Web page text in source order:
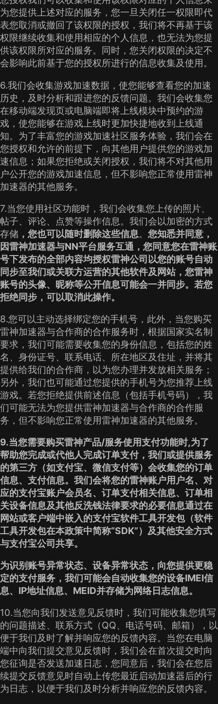
为您提供上述对应的服务，您一旦关闭任一权限即代
表您取消或撤回了该权限的授权，我们将不再基于该
权限继续收集和使用相应的个人信息，也无法为您提
供该权限所对应的服务。同时，您关闭权限的决定不
会影响此前基于您的授权所进行的信息收集及使用。
6.我们会收集游戏加速数据，使您能够查看您的加速
历史，及时分析和跟进您的反馈问题。我们会收集您
在移动端发现页或电脑端即将上线模块中预约的游
戏，使您能够在游戏上线时更加快捷地收到上线通
知。为了丰富您的游戏加速社区服务体验，我们会在
您授权和允许的前提下，向其他用户提供您的游戏加
速信息；如果您拒绝或关闭授权，我们将不对其他用
户公开您的游戏加速信息，但不影响您正常使用雷神
加速器的其他服务。
7.当您使用社区功能时，我们会收集您上传的照片、
帖子、评论、点赞等操作信息。我们会以加密的方式
存储 ，您也可以随时删除这些信息。 您知悉并同意，
因雷神加速器与NN平台服务互通，您同意您在雷神账
号下发布的全部内容均授权雷神公司以您的账号自动
同步至我们或关联方运营的其他软件及网站，您雷神
账号的头像、昵称等公开信息可能会一并同步。若您
拒绝同步，可以取消此操作。
8.您可以主动选择绑定您的手机号，此外，当您购买
雷神加速器与合作商的合作服务时，根据国家实名制
要求，我们可能需要收集您的身份信息，包括您的姓
名、身份证号、联系电话、所在地区及住址，并将其
提供给我们的合作商，以为您办理并发放相关服务；
另外，我们也可能通过您提供的手机号为您推荐上线
游戏。若您拒绝提供前述信息（包括手机号码），我
们可能无法为您提供雷神加速器与合作商的合作服
务，但不影响您正常使用雷神加速器的其他服务。
9.当您需要购买雷神产品/服务使用支付功能时,为了
帮助您完成或代他人完成订单支付，我们或提供服务
的第三方（如支付宝、微信支付等）会收集您的订单
信息、支付信息。我们会将您的雷神账户用户名、对
应的支付宝账户会员名、订单支付相关信息、订单相
关设备信息及其他反洗钱法律要求的必要信息通过在
网站或客户端中嵌入的支付宝软件工具开发包（软件
工具开发包在本政策中简称“SDK”）及其他安全方式
与支付宝公司共享。
为识别账号异常状态、设备异常状态，向您提供更稳
定的支付服务，我们可能会自动收集您的设备IMEI信
息、IP地址信息、MEID并存储为网络日志信息。
10.当您向我们发送意见反馈时，我们可能收集您填写
的问题描述、联系方式（QQ、电话号码、邮箱），以
便于我们及时了解并响应您的反馈内容。当您在电脑
端中向我们提交意见反馈时，我们会在首次提交时向
您征询是否发送加速日志，您同意后，我们会在您后
续提交反馈意见时自动上传您最近启动加速器后的行
为日志，以便于我们及时分析并响应您的反馈内容。